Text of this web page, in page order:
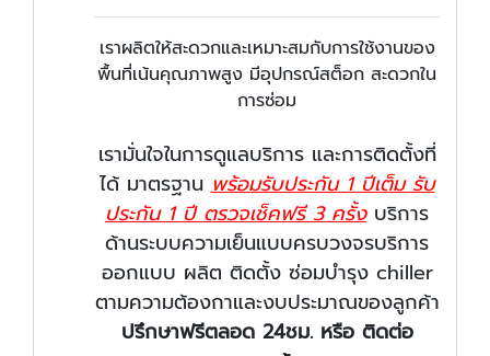
เราผลิตให้สะดวกและเหมาะสมกับการใช้งานของ
พื้นที่เน้นคุณภาพสูง มีอุปกรณ์สต็อก สะดวกใน
การซ่อม
เรามั่นใจในการดูแลบริการ และการติดตั้งที่
ได้ มาตรฐานพร้อมรับประกัน 1 ปีเต็ม รับ
ประกัน 1 ปี ตรวจเช็คฟรี 3 ครั้งบริการ
ด้านระบบความเย็นแบบครบวงจรบริการ
ออกแบบ ผลิต ติดตั้ง ซ่อมบำรุง chiller
ตามความต้องกาและงบประมาณของลูกค้า
ปรึกษาฟรีตลอด 24ชม. หรือ ติดต่อ